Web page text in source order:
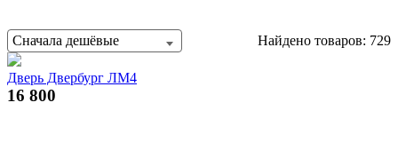
Сначала дешёвые Найдено товаров: 729
Дверь Двербург ЛМ4
16 800